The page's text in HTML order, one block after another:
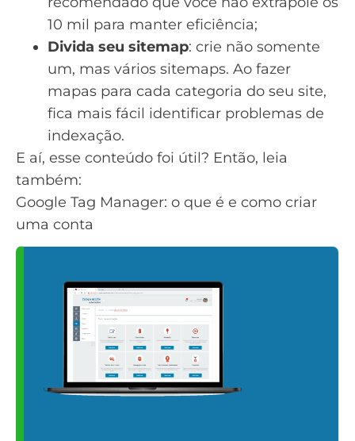
10 mil para manter eficiência;
Divida seu sitemap: crie não somente
um, mas vários sitemaps. Ao fazer
mapas para cada categoria do seu site,
fica mais fácil identificar problemas de
indexação.
E aí, esse conteúdo foi útil? Então, leia
também:
Google Tag Manager: o que é e como criar
uma conta